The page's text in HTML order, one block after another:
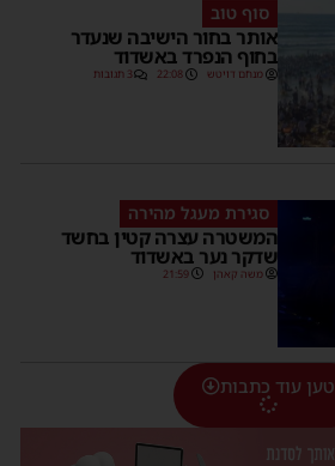
סוף טוב
אותר בחור הישיבה שנעדר
בחוף הנפרד באשדוד
מנחם דויטש 22:08 3 תגובות
סגירת מעגל מהירה
המשטרה עצרה קטין בחשד
שדקר נער באשדוד
משה קאהן 21:59
טען עוד כתבות